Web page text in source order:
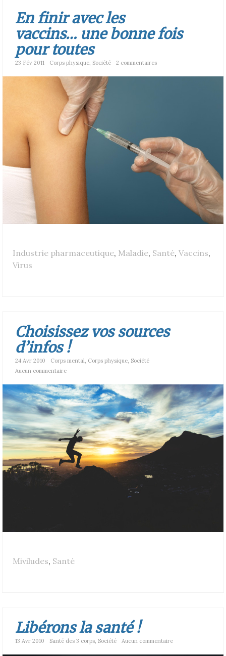
En finir avec les
vaccins… une bonne fois
pour toutes
23 Fév 2011 Corps physique, Société 2 commentaires
Industrie pharmaceutique, Maladie, Santé, Vaccins,
Virus
Choisissez vos sources
d’infos !
24 Avr 2010 Corps mental, Corps physique, Société
Aucun commentaire
Miviludes, Santé
Libérons la santé !
13 Avr 2010 Santé des 3 corps, Société Aucun commentaire